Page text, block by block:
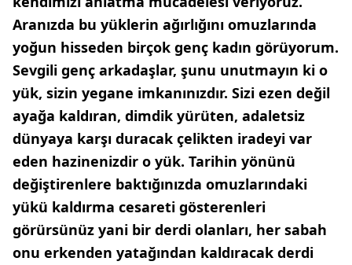
Aranızda bu yüklerin ağırlığını omuzlarında
yoğun hisseden birçok genç kadın görüyorum.
Sevgili genç arkadaşlar, şunu unutmayın ki o
yük, sizin yegane imkanınızdır. Sizi ezen değil
ayağa kaldıran, dimdik yürüten, adaletsiz
dünyaya karşı duracak çelikten iradeyi var
eden hazinenizdir o yük. Tarihin yönünü
değiştirenlere baktığınızda omuzlarındaki
yükü kaldırma cesareti gösterenleri
görürsünüz yani bir derdi olanları, her sabah
onu erkenden yatağından kaldıracak derdi